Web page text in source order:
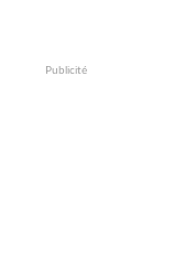
Publicité